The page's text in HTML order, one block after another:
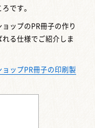
です。
ップのPR冊子の作り
る仕様でご紹介しま
ップPR冊子の印刷製